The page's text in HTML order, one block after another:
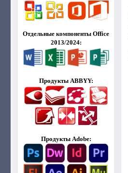
Отдельные компоненты Office
2013/2024:
Продукты ABBYY:
Продукты Adobe: